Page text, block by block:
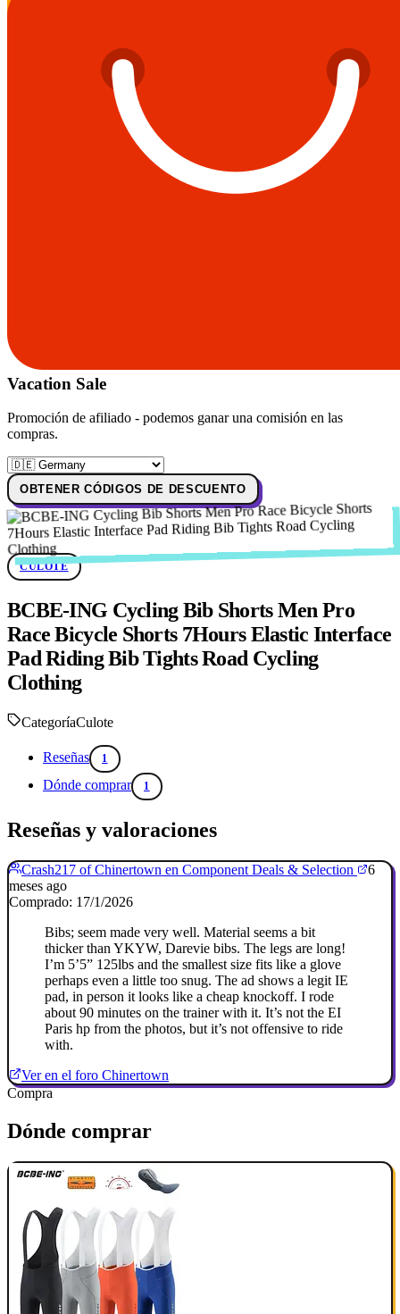
Vacation Sale
Promoción de afiliado - podemos ganar una comisión en las
compras.
OBTENER CÓDIGOS DE DESCUENTO
CULOTE
BCBE-ING Cycling Bib Shorts Men Pro
Race Bicycle Shorts 7Hours Elastic Interface
Pad Riding Bib Tights Road Cycling
Clothing
CategoríaCulote
Reseñas 1
Dónde comprar 1
Reseñas y valoraciones
Crash217 of Chinertown en Component Deals & Selection
6
meses ago
Comprado: 17/1/2026
Bibs; seem made very well. Material seems a bit
thicker than YKYW, Darevie bibs. The legs are long!
I’m 5’5” 125lbs and the smallest size fits like a glove
perhaps even a little too snug. The ad shows a legit IE
pad, in person it looks like a cheap knockoff. I rode
about 90 minutes on the trainer with it. It’s not the EI
Paris hp from the photos, but it’s not offensive to ride
with.
Ver en el foro Chinertown
Compra
Dónde comprar